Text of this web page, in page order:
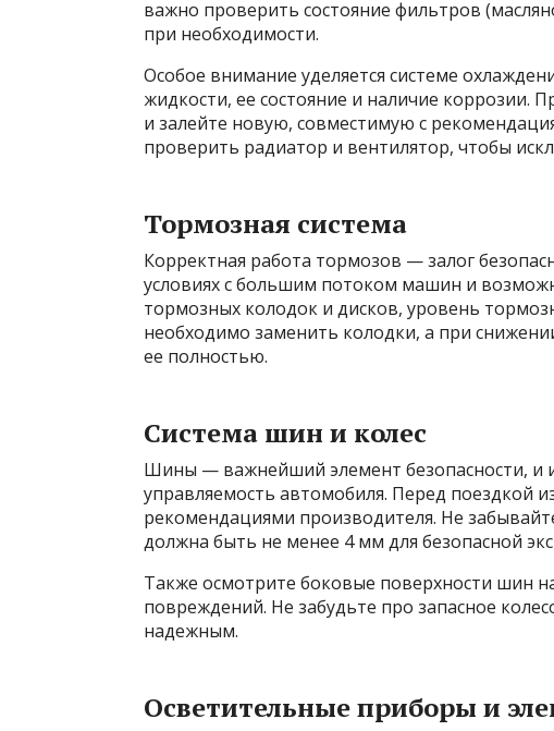
важно проверить состояние фильтров
при необходимости.
Особое внимание уделяется системе
жидкости, ее состояние и наличие коррозии.
и залейте новую, совместимую с
проверить радиатор и вентилятор, чтобы
Тормозная система
Корректная работа тормозов — залог
условиях с большим потоком машин и
тормозных колодок и дисков, уровень
необходимо заменить колодки, а при
ее полностью.
Система шин и колес
Шины — важнейший элемент безопасности, и
управляемость автомобиля. Перед поездкой
рекомендациями производителя. Не
должна быть не менее 4 мм для безопасной
Также осмотрите боковые поверхности шин
повреждений. Не забудьте про запасное
надежным.
Осветительные приборы и